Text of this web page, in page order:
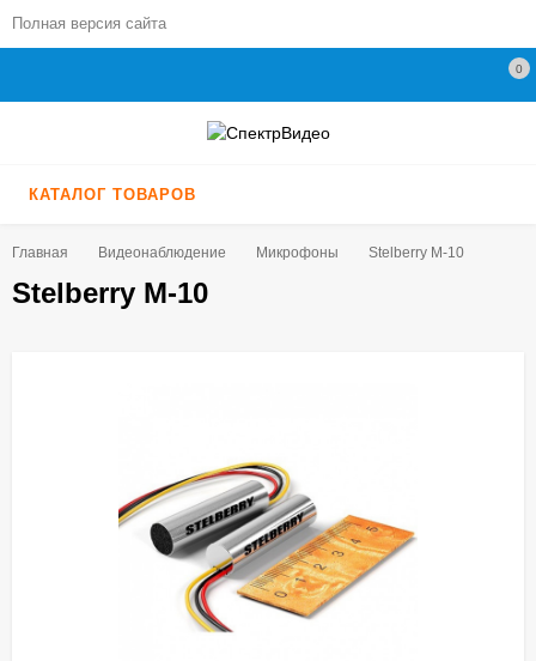
Полная версия сайта
0
КАТАЛОГ ТОВАРОВ
Главная Видеонаблюдение Микрофоны Stelberry M-10
Stelberry M-10